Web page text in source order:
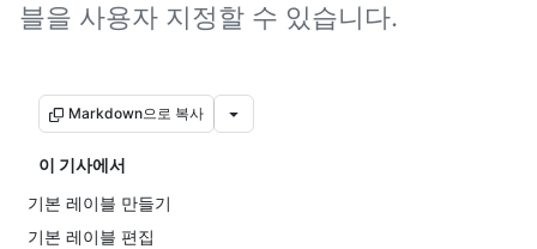
블을 사용자 지정할 수 있습니다.
Markdown으로 복사
이 기사에서
기본 레이블 만들기
기본 레이블 편집